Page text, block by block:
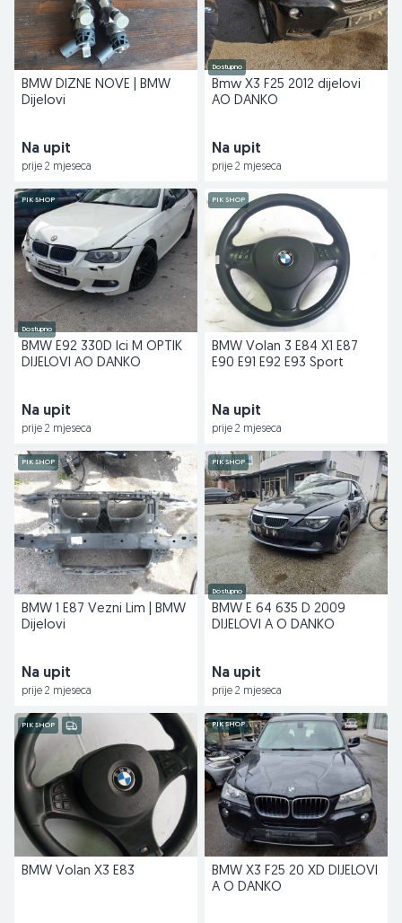
BMW DIZNE NOVE | BMW
Dijelovi
Na upit
prije 2 mjeseca
Dostupno
Bmw X3 F25 2012 dijelovi
AO DANKO
Na upit
prije 2 mjeseca
PIK SHOP
Dostupno
BMW E92 330D lci M OPTIK
DIJELOVI AO DANKO
Na upit
prije 2 mjeseca
PIK SHOP
BMW Volan 3 E84 X1 E87
E90 E91 E92 E93 Sport
Na upit
prije 2 mjeseca
PIK SHOP
BMW 1 E87 Vezni Lim | BMW
Dijelovi
Na upit
prije 2 mjeseca
PIK SHOP
Dostupno
BMW E 64 635 D 2009
DIJELOVI A O DANKO
Na upit
prije 2 mjeseca
PIK SHOP
BMW Volan X3 E83
PIK SHOP
BMW X3 F25 20 XD DIJELOVI
A O DANKO